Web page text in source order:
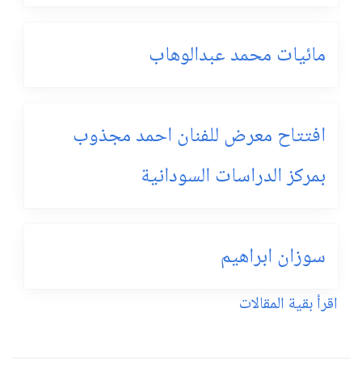
مائيات محمد عبدالوهاب
افتتاح معرض للفنان احمد مجذوب
بمركز الدراسات السودانية
سوزان ابراهيم
اقرأ بقية المقالات